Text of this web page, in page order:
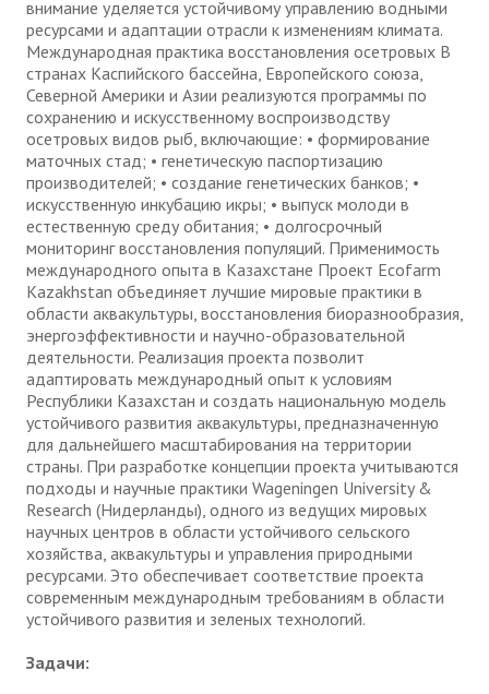
внимание уделяется устойчивому управлению водными
ресурсами и адаптации отрасли к изменениям климата.
Международная практика восстановления осетровых В
странах Каспийского бассейна, Европейского союза,
Северной Америки и Азии реализуются программы по
сохранению и искусственному воспроизводству
осетровых видов рыб, включающие: • формирование
маточных стад; • генетическую паспортизацию
производителей; • создание генетических банков; •
искусственную инкубацию икры; • выпуск молоди в
естественную среду обитания; • долгосрочный
мониторинг восстановления популяций. Применимость
международного опыта в Казахстане Проект Ecofarm
Kazakhstan объединяет лучшие мировые практики в
области аквакультуры, восстановления биоразнообразия,
энергоэффективности и научно-образовательной
деятельности. Реализация проекта позволит
адаптировать международный опыт к условиям
Республики Казахстан и создать национальную модель
устойчивого развития аквакультуры, предназначенную
для дальнейшего масштабирования на территории
страны. При разработке концепции проекта учитываются
подходы и научные практики Wageningen University &
Research (Нидерланды), одного из ведущих мировых
научных центров в области устойчивого сельского
хозяйства, аквакультуры и управления природными
ресурсами. Это обеспечивает соответствие проекта
современным международным требованиям в области
устойчивого развития и зеленых технологий.
Задачи: